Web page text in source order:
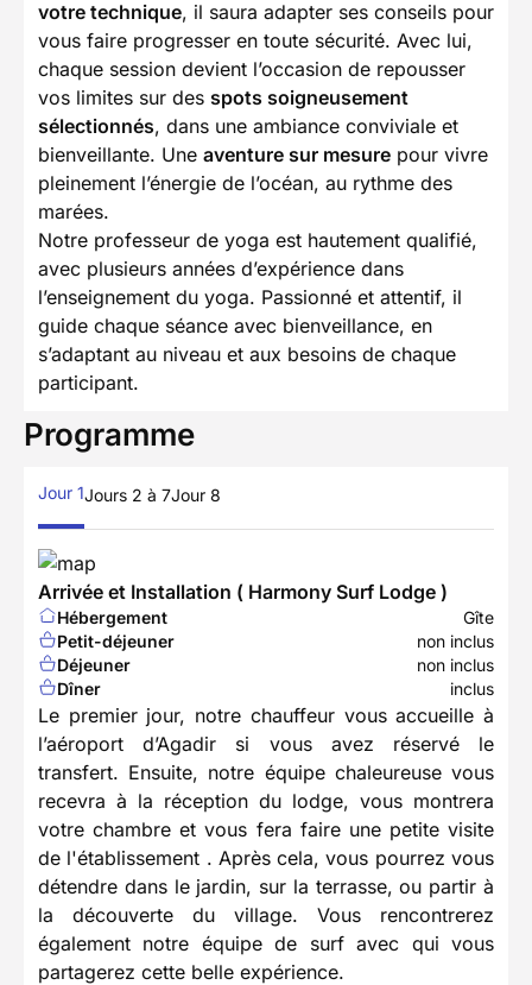
votre technique, il saura adapter ses conseils pour
vous faire progresser en toute sécurité. Avec lui,
chaque session devient l’occasion de repousser
vos limites sur des spots soigneusement
sélectionnés, dans une ambiance conviviale et
bienveillante. Une aventure sur mesure pour vivre
pleinement l’énergie de l’océan, au rythme des
marées.
Notre professeur de yoga est hautement qualifié,
avec plusieurs années d’expérience dans
l’enseignement du yoga. Passionné et attentif, il
guide chaque séance avec bienveillance, en
s’adaptant au niveau et aux besoins de chaque
participant.
Programme
Jour 1Jours 2 à 7Jour 8
Arrivée et Installation ( Harmony Surf Lodge )
Hébergement
Gîte
Petit-déjeuner
non inclus
Déjeuner
non inclus
Dîner
inclus
Le premier jour, notre chauffeur vous accueille à
l’aéroport d’Agadir si vous avez réservé le
transfert. Ensuite, notre équipe chaleureuse vous
recevra à la réception du lodge, vous montrera
votre chambre et vous fera faire une petite visite
de l'établissement . Après cela, vous pourrez vous
détendre dans le jardin, sur la terrasse, ou partir à
la découverte du village. Vous rencontrerez
également notre équipe de surf avec qui vous
partagerez cette belle expérience.